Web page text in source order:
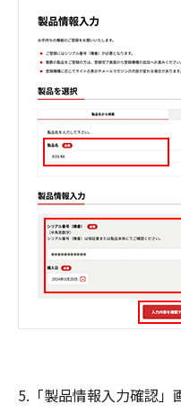
5.「製品情報入力確認」